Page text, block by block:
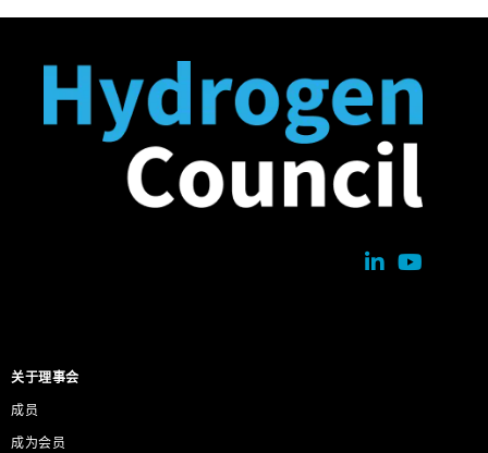
关于理事会
成员
成为会员